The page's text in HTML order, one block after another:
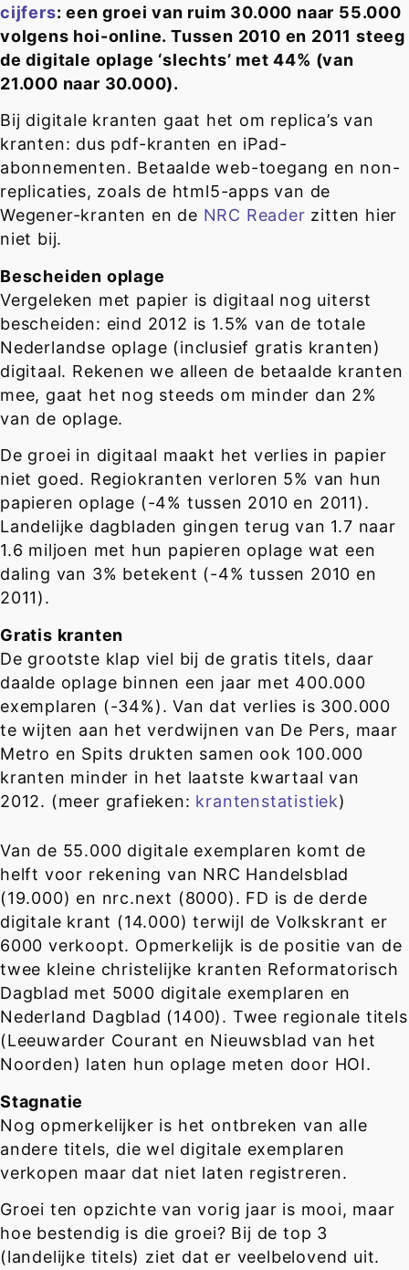
cijfers: een groei van ruim 30.000 naar 55.000
volgens hoi-online. Tussen 2010 en 2011 steeg
de digitale oplage ‘slechts’ met 44% (van
21.000 naar 30.000).
Bij digitale kranten gaat het om replica’s van
kranten: dus pdf-kranten en iPad-
abonnementen. Betaalde web-toegang en non-
replicaties, zoals de html5-apps van de
Wegener-kranten en de NRC Reader zitten hier
niet bij.
Bescheiden oplage
Vergeleken met papier is digitaal nog uiterst
bescheiden: eind 2012 is 1.5% van de totale
Nederlandse oplage (inclusief gratis kranten)
digitaal. Rekenen we alleen de betaalde kranten
mee, gaat het nog steeds om minder dan 2%
van de oplage.
De groei in digitaal maakt het verlies in papier
niet goed. Regiokranten verloren 5% van hun
papieren oplage (-4% tussen 2010 en 2011).
Landelijke dagbladen gingen terug van 1.7 naar
1.6 miljoen met hun papieren oplage wat een
daling van 3% betekent (-4% tussen 2010 en
2011).
Gratis kranten
De grootste klap viel bij de gratis titels, daar
daalde oplage binnen een jaar met 400.000
exemplaren (-34%). Van dat verlies is 300.000
te wijten aan het verdwijnen van De Pers, maar
Metro en Spits drukten samen ook 100.000
kranten minder in het laatste kwartaal van
2012. (meer grafieken: krantenstatistiek)
Van de 55.000 digitale exemplaren komt de
helft voor rekening van NRC Handelsblad
(19.000) en nrc.next (8000). FD is de derde
digitale krant (14.000) terwijl de Volkskrant er
6000 verkoopt. Opmerkelijk is de positie van de
twee kleine christelijke kranten Reformatorisch
Dagblad met 5000 digitale exemplaren en
Nederland Dagblad (1400). Twee regionale titels
(Leeuwarder Courant en Nieuwsblad van het
Noorden) laten hun oplage meten door HOI.
Stagnatie
Nog opmerkelijker is het ontbreken van alle
andere titels, die wel digitale exemplaren
verkopen maar dat niet laten registreren.
Groei ten opzichte van vorig jaar is mooi, maar
hoe bestendig is die groei? Bij de top 3
(landelijke titels) ziet dat er veelbelovend uit.